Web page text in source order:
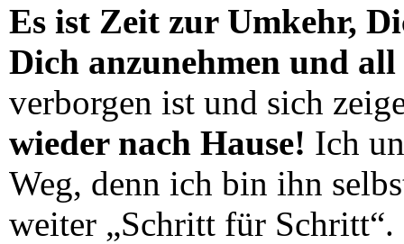
Es ist Zeit zur Umkehr,
Dich anzunehmen und all
verborgen ist und sich
wieder nach Hause! Ich
Weg, denn ich bin ihn
weiter „Schritt für Schritt“.